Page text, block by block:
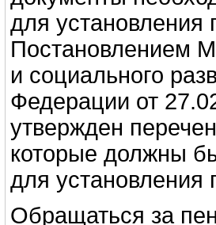
для установления
Постановлением
и социального
Федерации от
утвержден
которые должны
для установления
Обращаться за